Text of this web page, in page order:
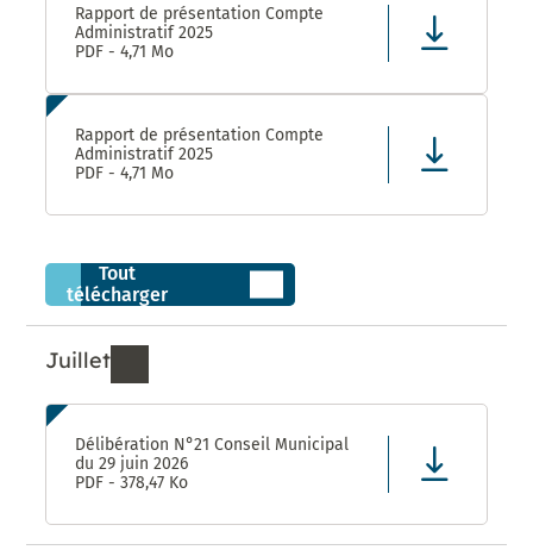
Rapport de présentation Compte
Administratif 2025
PDF - 4,71 Mo
Rapport de présentation Compte
Administratif 2025
PDF - 4,71 Mo
Tout
télécharger
Juillet
Ressources de Juillet 2026
Délibération N°21 Conseil Municipal
du 29 juin 2026
PDF - 378,47 Ko